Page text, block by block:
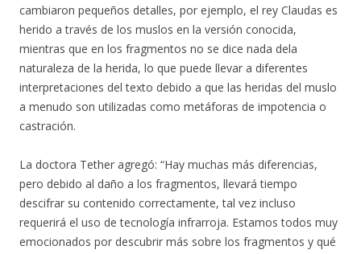
cambiaron pequeños detalles, por ejemplo, el rey Claudas es
herido a través de los muslos en la versión conocida,
mientras que en los fragmentos no se dice nada dela
naturaleza de la herida, lo que puede llevar a diferentes
interpretaciones del texto debido a que las heridas del muslo
a menudo son utilizadas como metáforas de impotencia o
castración.
La doctora Tether agregó: “Hay muchas más diferencias,
pero debido al daño a los fragmentos, llevará tiempo
descifrar su contenido correctamente, tal vez incluso
requerirá el uso de tecnología infrarroja. Estamos todos muy
emocionados por descubrir más sobre los fragmentos y qué